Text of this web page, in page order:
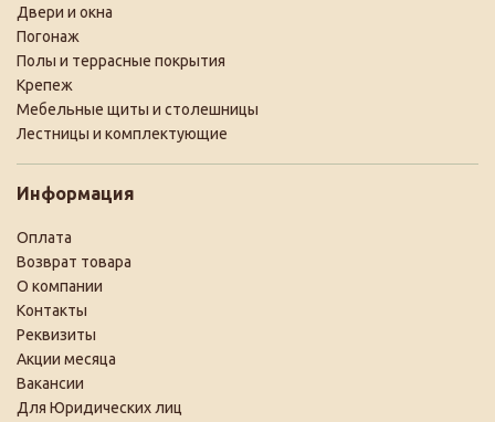
Двери и окна
Погонаж
Полы и террасные покрытия
Крепеж
Мебельные щиты и столешницы
Лестницы и комплектующие
Информация
Оплата
Возврат товара
О компании
Контакты
Реквизиты
Акции месяца
Вакансии
Для Юридических лиц